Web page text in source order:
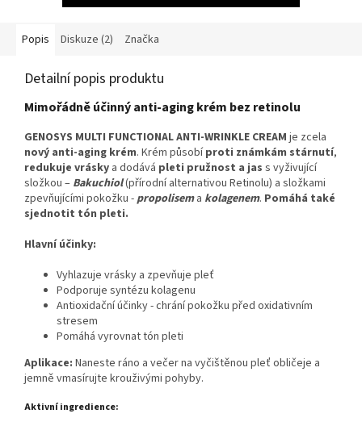
Popis Diskuze (2) Značka
Detailní popis produktu
Mimořádně účinný anti-aging krém bez retinolu
GENOSYS MULTI FUNCTIONAL ANTI-WRINKLE CREAM je zcela
nový anti-aging krém. Krém působíproti známkám stárnutí,
redukuje vrásky a dodává pleti pružnost a jas s vyživující
složkou – Bakuchiol(přírodní alternativou Retinolu) a složkami
zpevňujícími pokožku -propolisema kolagenem. Pomáhá také
sjednotit tón pleti.
Hlavní účinky:
Vyhlazuje vrásky a zpevňuje pleť
Podporuje syntézu kolagenu
Antioxidační účinky - chrání pokožku před oxidativním
stresem
Pomáhá vyrovnat tón pleti
Aplikace: Naneste ráno a večer na vyčištěnou pleť obličeje a
jemně vmasírujte krouživými pohyby.
Aktivní ingredience: